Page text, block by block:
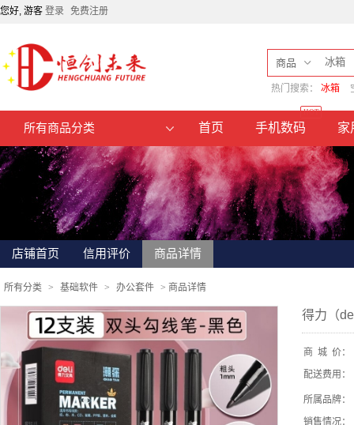
您好, 游客 登录 免费注册
商品
热门搜索： 冰箱
所有商品分类 首页 手机数码
HOT
家
店铺首页 信用评价 商品详情
所有分类 > 基础软件 > 办公套件 > 商品详情
得力（
商 城 价：
配送费用：
所属品牌：
销售情况：